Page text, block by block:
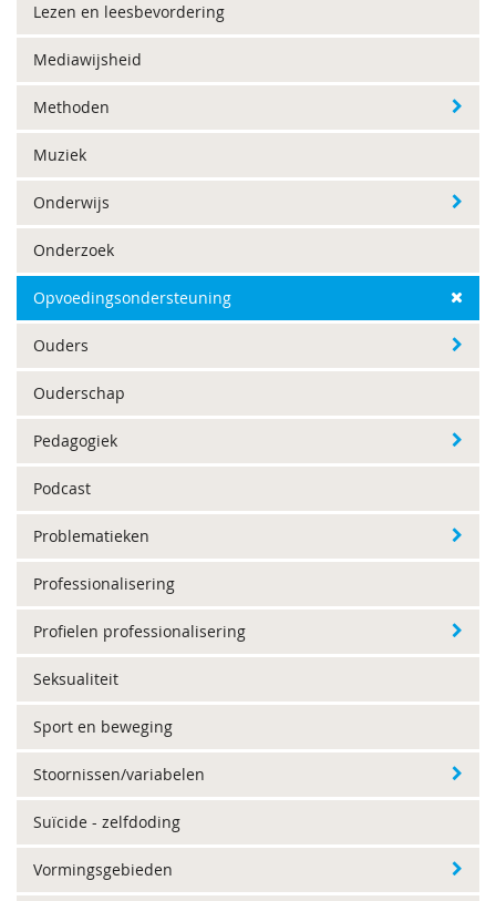
Lezen en leesbevordering
Mediawijsheid
Methoden
Muziek
Onderwijs
Onderzoek
Opvoedingsondersteuning
Ouders
Ouderschap
Pedagogiek
Podcast
Problematieken
Professionalisering
Profielen professionalisering
Seksualiteit
Sport en beweging
Stoornissen/variabelen
Suïcide - zelfdoding
Vormingsgebieden